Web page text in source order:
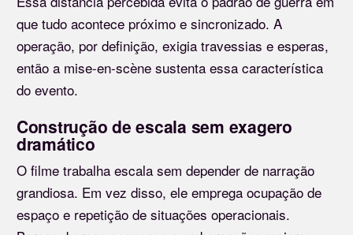
que tudo acontece próximo e sincronizado. A
operação, por definição, exigia travessias e esperas,
então a mise-en-scène sustenta essa característica
do evento.
Construção de escala sem exagero
dramático
O filme trabalha escala sem depender de narração
grandiosa. Em vez disso, ele emprega ocupação de
espaço e repetição de situações operacionais.